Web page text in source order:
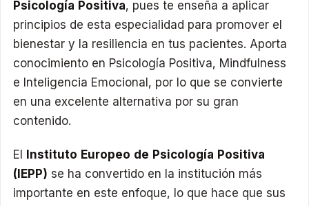
Psicología Positiva, pues te enseña a aplicar
principios de esta especialidad para promover el
bienestar y la resiliencia en tus pacientes. Aporta
conocimiento en Psicología Positiva, Mindfulness
e Inteligencia Emocional, por lo que se convierte
en una excelente alternativa por su gran
contenido.
El
Instituto Europeo de Psicología Positiva
(IEPP) se ha convertido en la institución más
importante en este enfoque, lo que hace que sus